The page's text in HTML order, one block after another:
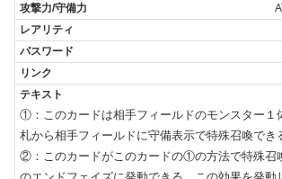
①：このカードは相手フィールドのモンスター１
札から相手フィールドに守備表示で特殊召喚でき
②：このカードがこのカードの①の方法で特殊召